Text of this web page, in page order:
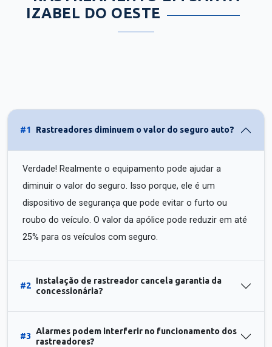
IZABEL DO OESTE
#1 Rastreadores diminuem o valor do seguro auto?
Verdade! Realmente o equipamento pode ajudar a
diminuir o valor do seguro. Isso porque, ele é um
dispositivo de segurança que pode evitar o furto ou
roubo do veículo. O valor da apólice pode reduzir em até
25% para os veículos com seguro.
#2
Instalação de rastreador cancela garantia da
concessionária?
#3
Alarmes podem interferir no funcionamento dos
rastreadores?